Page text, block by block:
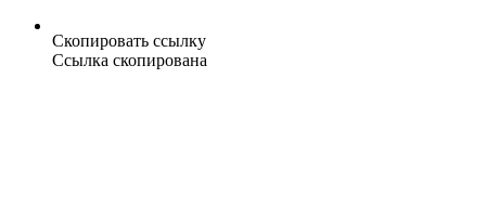
Скопировать ссылку
Ссылка скопирована